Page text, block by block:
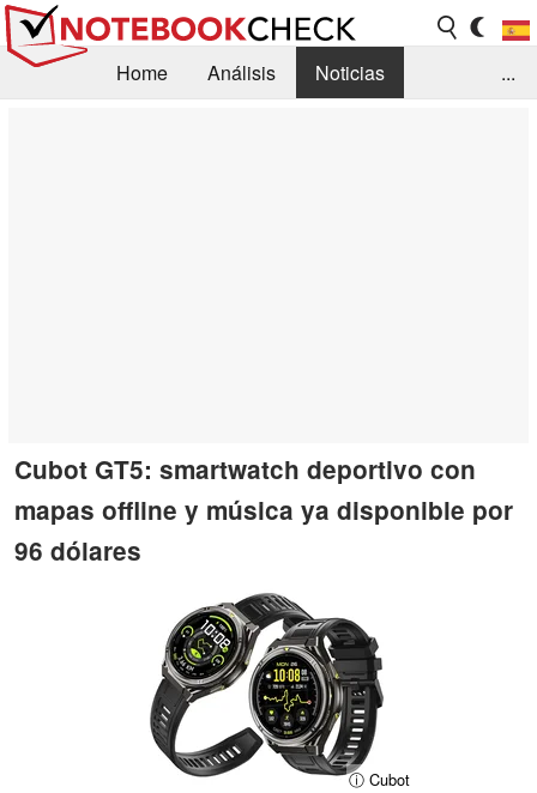
Home Análisis
Noticias
...
Cubot GT5: smartwatch deportivo con
mapas offline y música ya disponible por
96 dólares
ⓘ Cubot